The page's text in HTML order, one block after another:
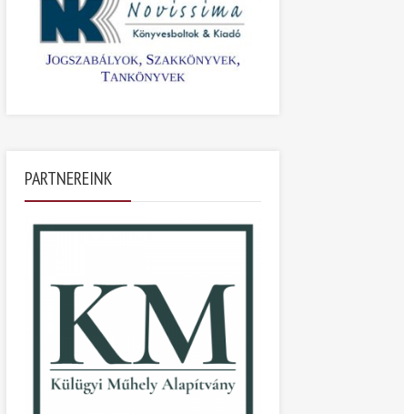
PARTNEREINK